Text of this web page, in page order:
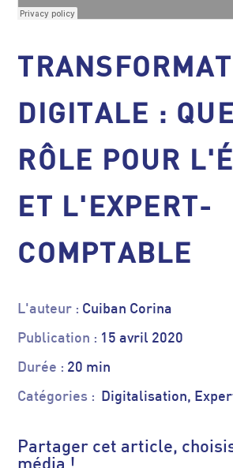
DIGITALE :
RÔLE POUR
ET L'EXPERT-
COMPTABLE
L'auteur : Cuiban Corina
Publication : 15 avril 2020
Durée : 20 min
Catégories : Digitalisation,
Partager cet article,